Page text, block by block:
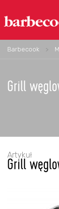
Barbecook >
Grill
Artykuł
Grill